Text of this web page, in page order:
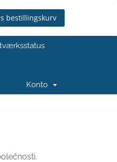
bestillingskurv
Konto